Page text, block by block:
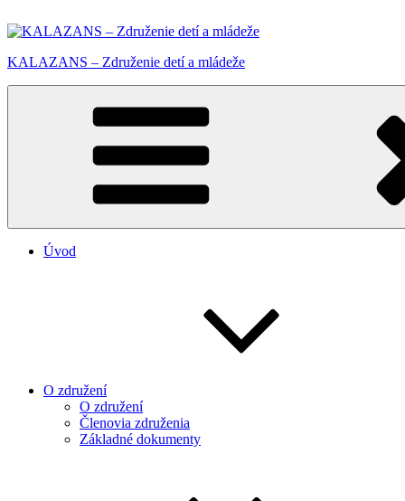
na
KALAZANS – Združenie detí a mládeže
Úvod
O združení
O združení
Členovia združenia
Základné dokumenty